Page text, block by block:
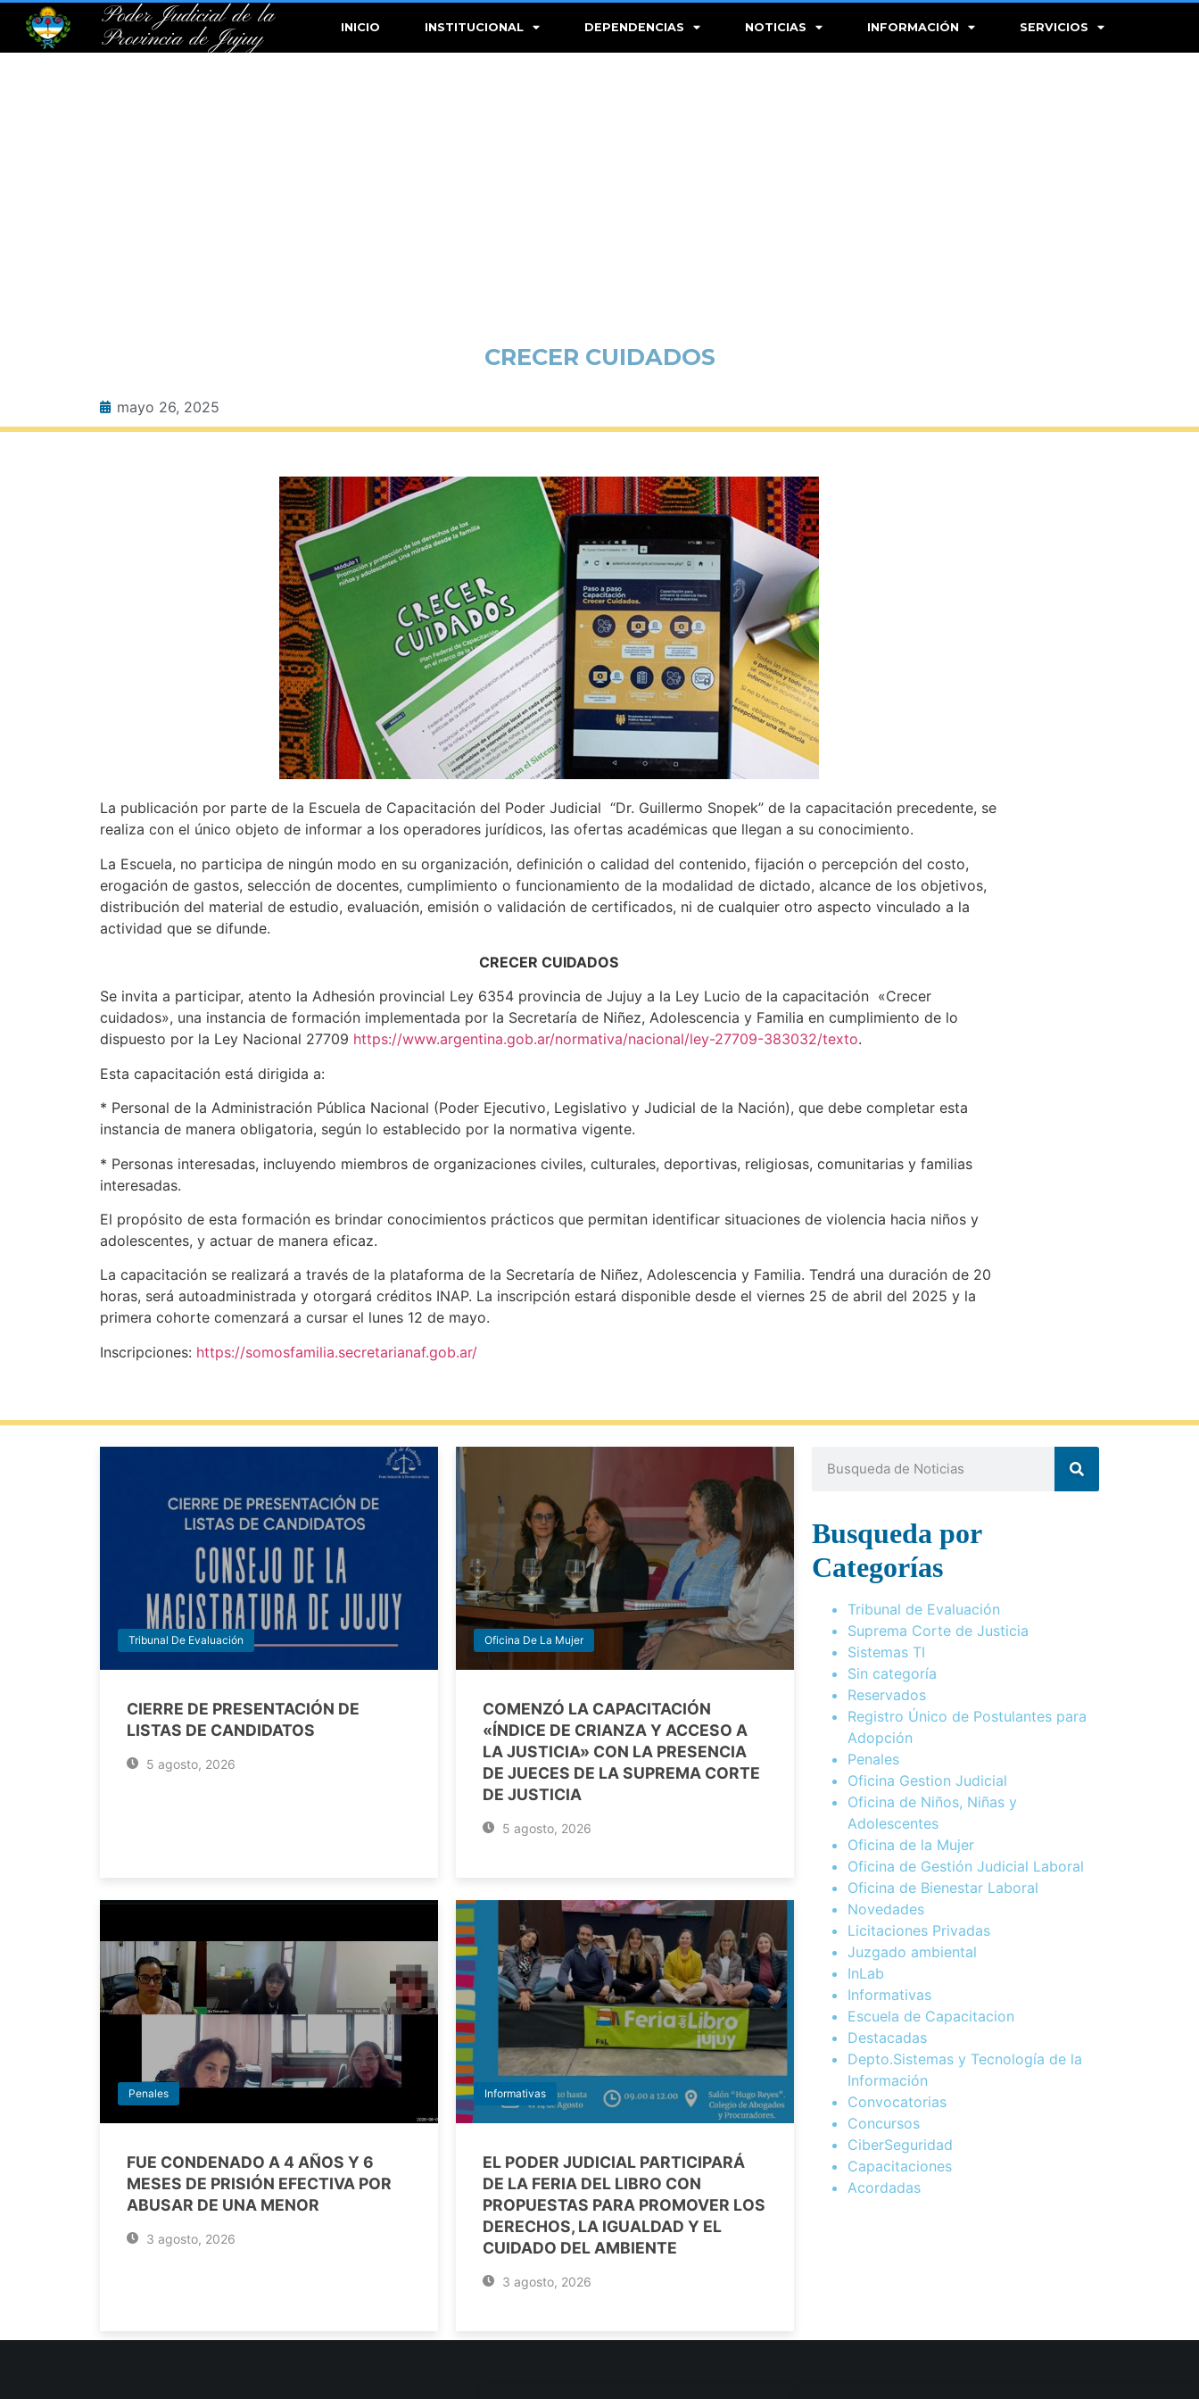
Poder Judicial de la
Provincia de Jujuy
INICIO INSTITUCIONAL DEPENDENCIAS NOTICIAS INFORMACIÓN SERVICIOS
CRECER CUIDADOS
mayo 26, 2025
La publicación por parte de la Escuela de Capacitación del Poder Judicial “Dr. Guillermo Snopek” de la capacitación precedente, se
realiza con el único objeto de informar a los operadores jurídicos, las ofertas académicas que llegan a su conocimiento.
La Escuela, no participa de ningún modo en su organización, definición o calidad del contenido, fijación o percepción del costo,
erogación de gastos, selección de docentes, cumplimiento o funcionamiento de la modalidad de dictado, alcance de los objetivos,
distribución del material de estudio, evaluación, emisión o validación de certificados, ni de cualquier otro aspecto vinculado a la
actividad que se difunde.
CRECER CUIDADOS
Se invita a participar, atento la Adhesión provincial Ley 6354 provincia de Jujuy a la Ley Lucio de la capacitación «Crecer
cuidados», una instancia de formación implementada por la Secretaría de Niñez, Adolescencia y Familia en cumplimiento de lo
dispuesto por la Ley Nacional 27709 https://www.argentina.gob.ar/normativa/nacional/ley-27709-383032/texto.
Esta capacitación está dirigida a:
* Personal de la Administración Pública Nacional (Poder Ejecutivo, Legislativo y Judicial de la Nación), que debe completar esta
instancia de manera obligatoria, según lo establecido por la normativa vigente.
* Personas interesadas, incluyendo miembros de organizaciones civiles, culturales, deportivas, religiosas, comunitarias y familias
interesadas.
El propósito de esta formación es brindar conocimientos prácticos que permitan identificar situaciones de violencia hacia niños y
adolescentes, y actuar de manera eficaz.
La capacitación se realizará a través de la plataforma de la Secretaría de Niñez, Adolescencia y Familia. Tendrá una duración de 20
horas, será autoadministrada y otorgará créditos INAP. La inscripción estará disponible desde el viernes 25 de abril del 2025 y la
primera cohorte comenzará a cursar el lunes 12 de mayo.
Inscripciones: https://somosfamilia.secretarianaf.gob.ar/
Tribunal De Evaluación
CIERRE DE PRESENTACIÓN DE
LISTAS DE CANDIDATOS
5 agosto, 2026
Oficina De La Mujer
COMENZÓ LA CAPACITACIÓN
«ÍNDICE DE CRIANZA Y ACCESO A
LA JUSTICIA» CON LA PRESENCIA
DE JUECES DE LA SUPREMA CORTE
DE JUSTICIA
5 agosto, 2026
Penales
FUE CONDENADO A 4 AÑOS Y 6
MESES DE PRISIÓN EFECTIVA POR
ABUSAR DE UNA MENOR
3 agosto, 2026
Informativas
EL PODER JUDICIAL PARTICIPARÁ
DE LA FERIA DEL LIBRO CON
PROPUESTAS PARA PROMOVER LOS
DERECHOS, LA IGUALDAD Y EL
CUIDADO DEL AMBIENTE
3 agosto, 2026
Busqueda por
Categorías
Tribunal de Evaluación
Suprema Corte de Justicia
Sistemas TI
Sin categoría
Reservados
Registro Único de Postulantes para
Adopción
Penales
Oficina Gestion Judicial
Oficina de Niños, Niñas y
Adolescentes
Oficina de la Mujer
Oficina de Gestión Judicial Laboral
Oficina de Bienestar Laboral
Novedades
Licitaciones Privadas
Juzgado ambiental
InLab
Informativas
Escuela de Capacitacion
Destacadas
Depto.Sistemas y Tecnología de la
Información
Convocatorias
Concursos
CiberSeguridad
Capacitaciones
Acordadas